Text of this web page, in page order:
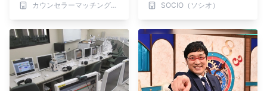
カウンセラーマッチングアプリ -Bloste/ブロステ-
SOCIO（ソシオ）